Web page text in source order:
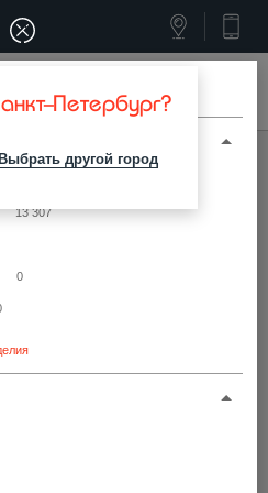
Петербург?
Выбрать другой город
И СОЕДИНИТЕЛИ
30х30 мм
13 307
0